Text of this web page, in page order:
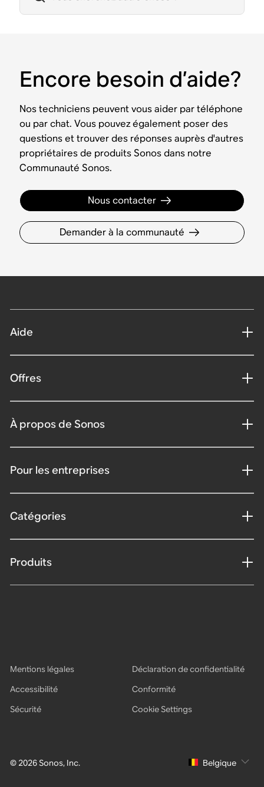
Encore besoin d’aide?
Nos techniciens peuvent vous aider par téléphone
ou par chat. Vous pouvez également poser des
questions et trouver des réponses auprès d'autres
propriétaires de produits Sonos dans notre
Communauté Sonos.
Nous contacter
Demander à la communauté
Aide
Offres
À propos de Sonos
Pour les entreprises
Catégories
Produits
© 2026 Sonos, Inc.
Mentions légales
Déclaration de confidentialité
Accessibilité
Conformité
Sécurité
Cookie Settings
Belgique